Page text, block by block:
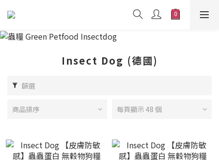
Insect Dog (德國)
篩選
商品排序 每頁顯示 48 個